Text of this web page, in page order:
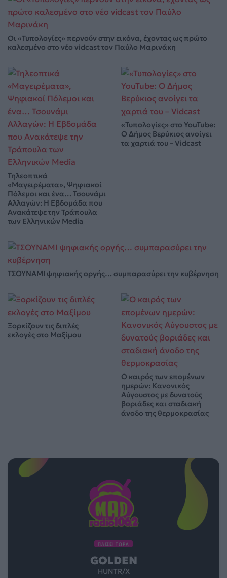
Οι «Τυπολογίες» περνούν στην εικόνα, έχοντας ως πρώτο
καλεσμένο στο νέο vidcast τον Παύλο Μαρινάκη
Τηλεοπτικά
«Μαγειρέματα», Ψηφιακοί
Πόλεμοι και ένα… Τσουνάμι
Αλλαγών: Η Εβδομάδα που
Ανακάτεψε την Τράπουλα
των Ελληνικών Media
«Τυπολογίες» στο YouTube:
Ο Δήμος Βερύκιος ανοίγει
τα χαρτιά του – Vidcast
ΤΣΟΥΝΑΜΙ ψηφιακής οργής… συμπαρασύρει την κυβέρνηση
Ξορκίζουν τις διπλές
εκλογές στο Μαξίμου
Ο καιρός των επομένων
ημερών: Κανονικός
Αύγουστος με δυνατούς
βοριάδες και σταδιακή
άνοδο της θερμοκρασίας
ΠΑΙΖΕΙ ΤΩΡΑ
GOLDEN
HUNTR/X